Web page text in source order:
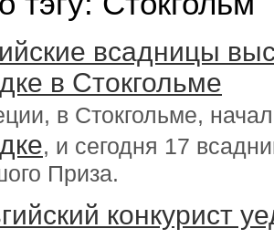
всадницы
в Стокгольме
в Стокгольме,
, и сегодня 17
Приза.
конкурист